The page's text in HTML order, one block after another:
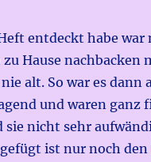
entdeckt habe war
Hause nachbacken
alt. So war es dann
und waren ganz
nicht sehr
ist nur noch den